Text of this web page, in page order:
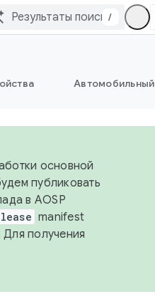
/
Автомобильный
основной
публиковать
в AOSP
manifest
получения